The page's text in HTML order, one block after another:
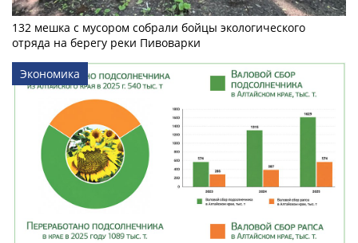
132 мешка с мусором собрали бойцы экологического
отряда на берегу реки Пивоварки
Экономика